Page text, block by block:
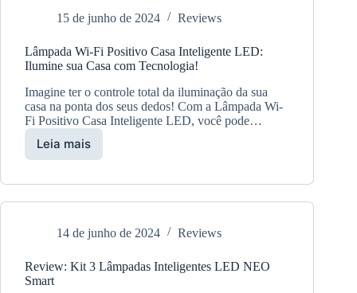
5.1:
Tecnologia
Fios
de
Alta
Qualidade
15 de junho de 2024 Reviews
Lâmpada Wi-Fi Positivo Casa Inteligente LED:
Ilumine sua Casa com Tecnologia!
Imagine ter o controle total da iluminação da sua
casa na ponta dos seus dedos! Com a Lâmpada Wi-
Fi Positivo Casa Inteligente LED, você pode…
Leia mais
Lâmpada
Fi
Inteligente
LED:
sua
14 de junho de 2024 Reviews
Review: Kit 3 Lâmpadas Inteligentes LED NEO
Smart